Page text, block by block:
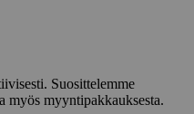
Suosittelemme
myös myyntipakkauksesta.